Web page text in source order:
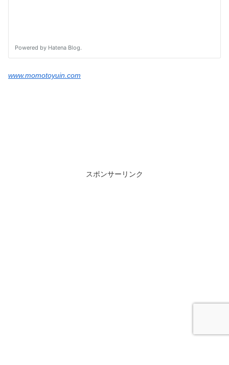
www.momotoyuin.com
スポンサーリンク